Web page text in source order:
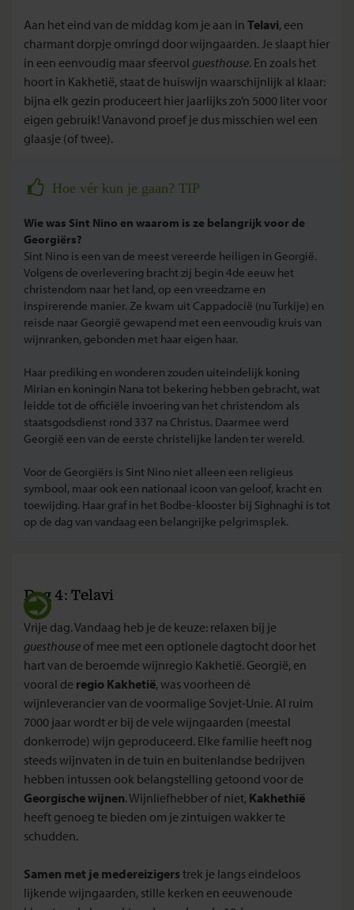
Aan het eind van de middag kom je aan in Telavi, een
charmant dorpje omringd door wijngaarden. Je slaapt hier
in een eenvoudig maar sfeervol guesthouse. En zoals het
hoort in Kakhetië, staat de huiswijn waarschijnlijk al klaar:
bijna elk gezin produceert hier jaarlijks zo’n 5000 liter voor
eigen gebruik! Vanavond proef je dus misschien wel een
glaasje (of twee).
Hoe vér kun je gaan? TIP
Wie was Sint Nino en waarom is ze belangrijk voor de
Georgiërs?
Sint Nino is een van de meest vereerde heiligen in Georgië.
Volgens de overlevering bracht zij begin 4de eeuw het
christendom naar het land, op een vreedzame en
inspirerende manier. Ze kwam uit Cappadocië (nu Turkije) en
reisde naar Georgië gewapend met een eenvoudig kruis van
wijnranken, gebonden met haar eigen haar.
Haar prediking en wonderen zouden uiteindelijk koning
Mirian en koningin Nana tot bekering hebben gebracht, wat
leidde tot de officiële invoering van het christendom als
staatsgodsdienst rond 337 na Christus. Daarmee werd
Georgië een van de eerste christelijke landen ter wereld.
Voor de Georgiërs is Sint Nino niet alleen een religieus
symbool, maar ook een nationaal icoon van geloof, kracht en
toewijding. Haar graf in het Bodbe-klooster bij Sighnaghi is tot
op de dag van vandaag een belangrijke pelgrimsplek.
Dag 4: Telavi
Vrije dag. Vandaag heb je de keuze: relaxen bij je
guesthouse of mee met een optionele dagtocht door het
hart van de beroemde wijnregio Kakhetië. Georgië, en
vooral de regio Kakhetië, was voorheen dé
wijnleverancier van de voormalige Sovjet-Unie. Al ruim
7000 jaar wordt er bij de vele wijngaarden (meestal
donkerrode) wijn geproduceerd. Elke familie heeft nog
steeds wijnvaten in de tuin en buitenlandse bedrijven
hebben intussen ook belangstelling getoond voor de
Georgische wijnen. Wijnliefhebber of niet, Kakhethië
heeft genoeg te bieden om je zintuigen wakker te
schudden.
Samen met je medereizigers trek je langs eindeloos
lijkende wijngaarden, stille kerken en eeuwenoude